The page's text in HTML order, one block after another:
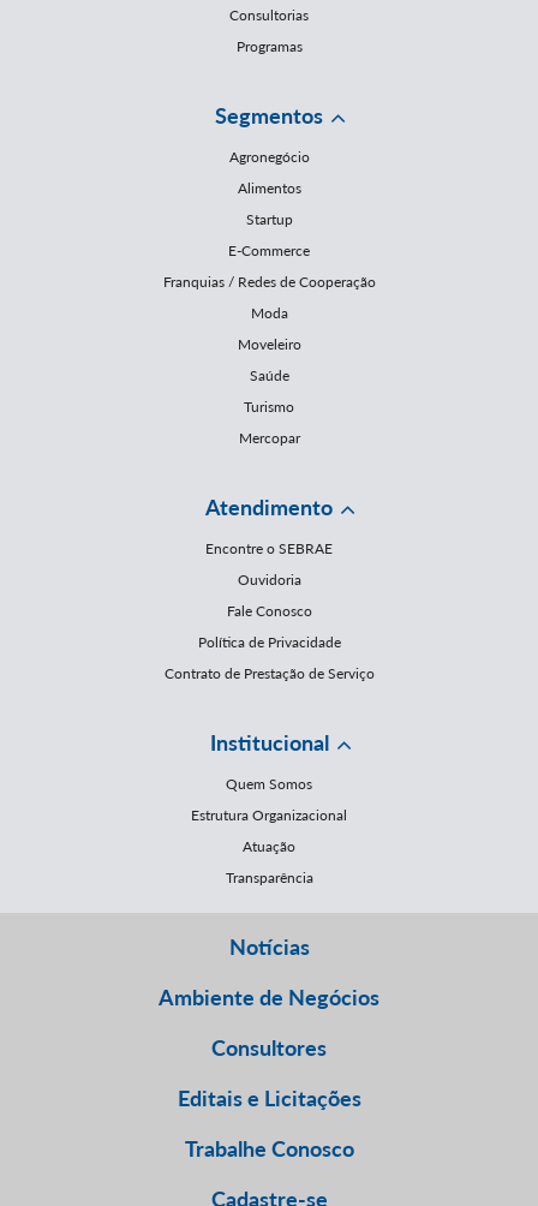
Consultorias
Programas
Segmentos
Agronegócio
Alimentos
Startup
E-Commerce
Franquias / Redes de Cooperação
Moda
Moveleiro
Saúde
Turismo
Mercopar
Atendimento
Encontre o SEBRAE
Ouvidoria
Fale Conosco
Política de Privacidade
Contrato de Prestação de Serviço
Institucional
Quem Somos
Estrutura Organizacional
Atuação
Transparência
Notícias
Ambiente de Negócios
Consultores
Editais e Licitações
Trabalhe Conosco
Cadastre-se